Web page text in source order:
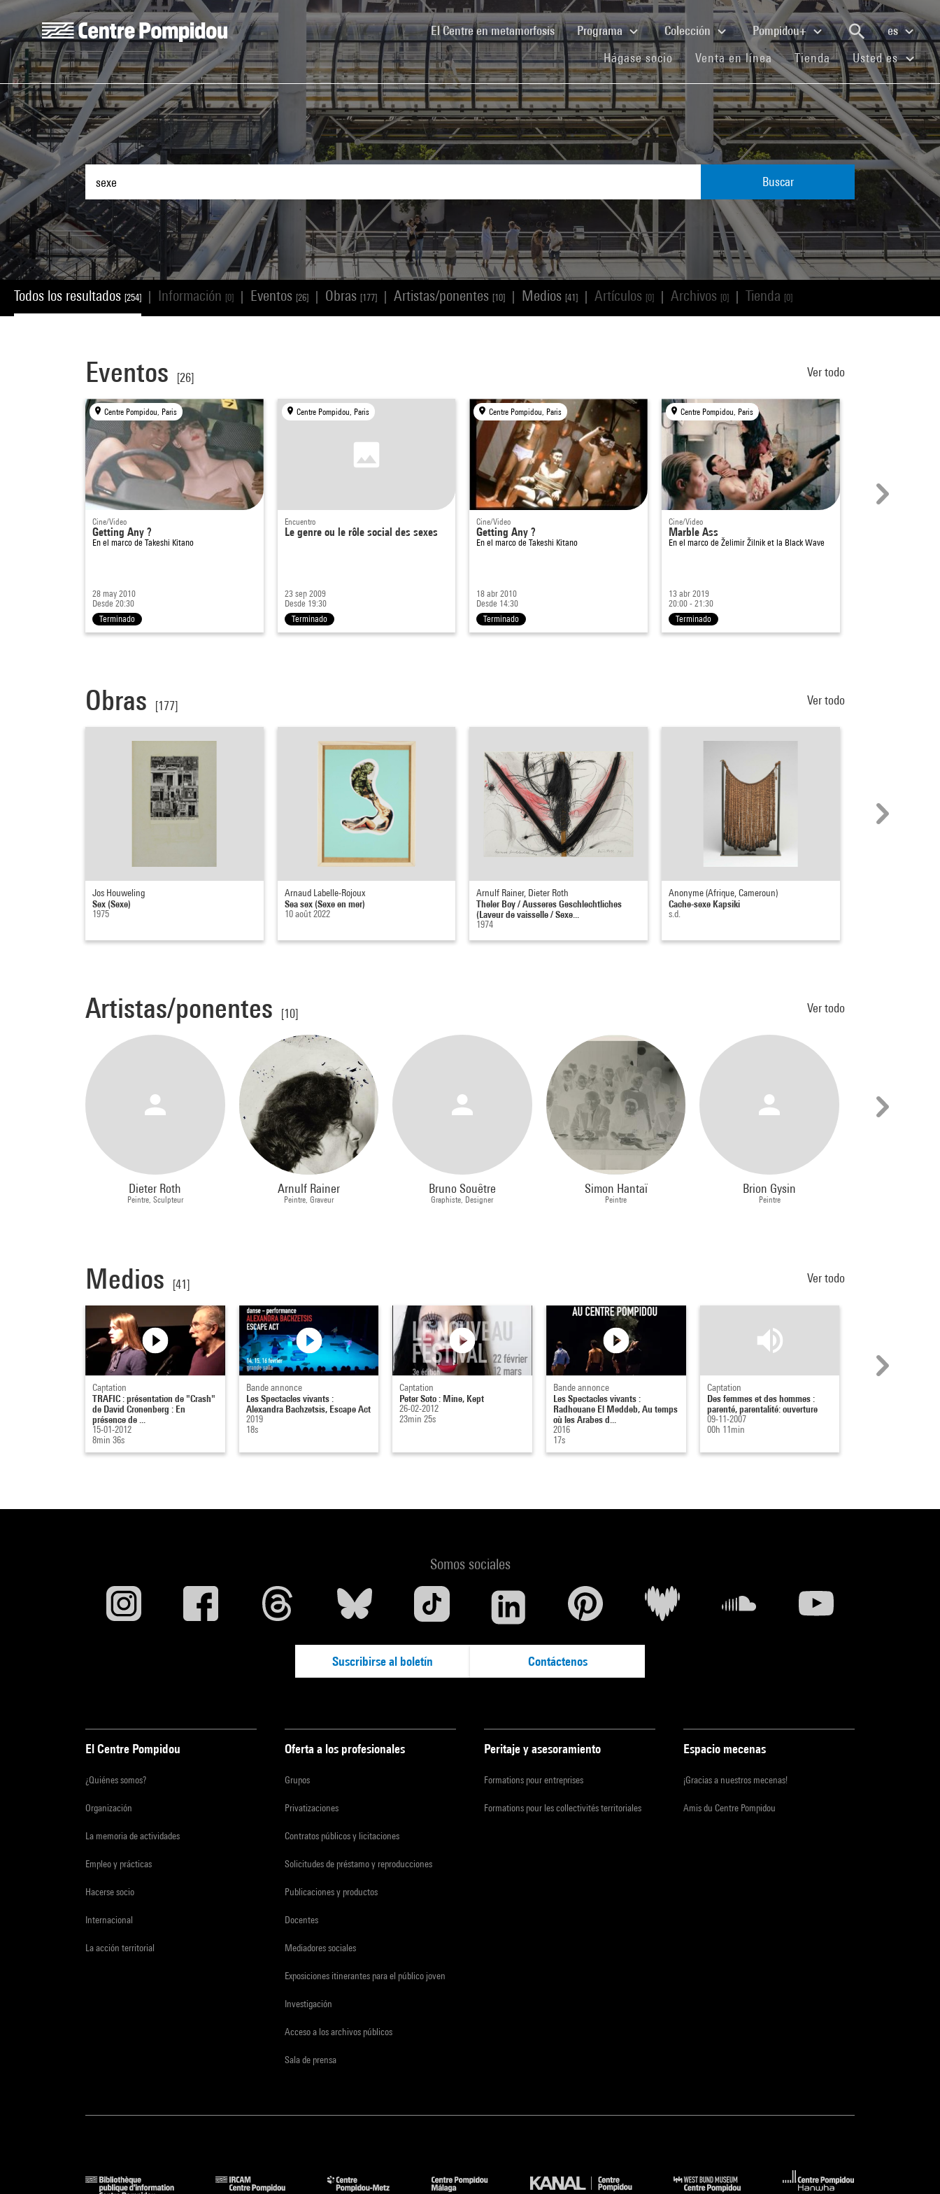
Skip to main content
Centre Pompidou
El Centre en metamorfosis(current)Programa Colección Pompidou+
es
Hágase socio(current)Venta en línea(current)
Tienda(current)Usted es
Buscar
Todos los resultados [254] Información [0] Eventos [26] Obras [177] Artistas/ponentes [10] Medios [41] Artículos [0] Archivos [0] Tienda [0]
Eventos [26] Ver todo
Centre Pompidou, Paris
Cine/Video
Getting Any ?
En el marco de Takeshi Kitano
28 may 2010
Desde 20:30
Terminado
Centre Pompidou, Paris
Encuentro
Le genre ou le rôle social des sexes
23 sep 2009
Desde 19:30
Terminado
Centre Pompidou, Paris
Cine/Video
Getting Any ?
En el marco deTakeshi Kitano
18 abr 2010
Desde 14:30
Terminado
Centre Pompidou, Paris
Cine/Video
Marble Ass
En el marco deŽelimir Žilnik et la Black Wave
13 abr 2019
20:00 - 21:30
Terminado
Obras [177] Ver todo
Jos Houweling
Sex (Sexe)
1975
Arnaud Labelle-Rojoux
Sea sex (Sexe en mer)
10 août 2022
Arnulf Rainer, Dieter Roth
Theler Boy / Ausseres Geschlechtliches
(Laveur de vaisselle / Sexe...
1974
Anonyme (Afrique, Cameroun)
Cache-sexe Kapsiki
s.d.
Artistas/ponentes [10] Ver todo
Dieter Roth
Peintre, Sculpteur
Arnulf Rainer
Peintre, Graveur
Bruno Souêtre
Graphiste, Designer
Simon Hantaï
Peintre
Brion Gysin
Peintre
Medios [41] Ver todo
Captation
TRAFIC : présentation de "Crash"
de David Cronenberg : En
présence de ...
15-01-2012
8min 36s
Bande annonce
Les Spectacles vivants :
Alexandra Bachzetsis, Escape Act
2019
18s
Captation
Peter Soto : Mine, Kept
26-02-2012
23min 25s
Bande annonce
Les Spectacles vivants :
Radhouane El Meddeb, Au temps
où les Arabes d...
2016
17s
Captation
Des femmes et des hommes :
parenté, parentalité: ouverture
09-11-2007
00h 11min
Somos sociales
Suscribirse al boletín Contáctenos
El Centre Pompidou
¿Quiénes somos?
Organización
La memoria de actividades
Empleo y prácticas
Hacerse socio
Internacional
La acción territorial
Oferta a los profesionales
Grupos
Privatizaciones
Contratos públicos y licitaciones
Solicitudes de préstamo y reproducciones
Publicaciones y productos
Docentes
Mediadores sociales
Exposiciones itinerantes para el público joven
Investigación
Acceso a los archivos públicos
Sala de prensa
Peritaje y asesoramiento
Formations pour entreprises
Formations pour les collectivités territoriales
Espacio mecenas
¡Gracias a nuestros mecenas!
Amis du Centre Pompidou